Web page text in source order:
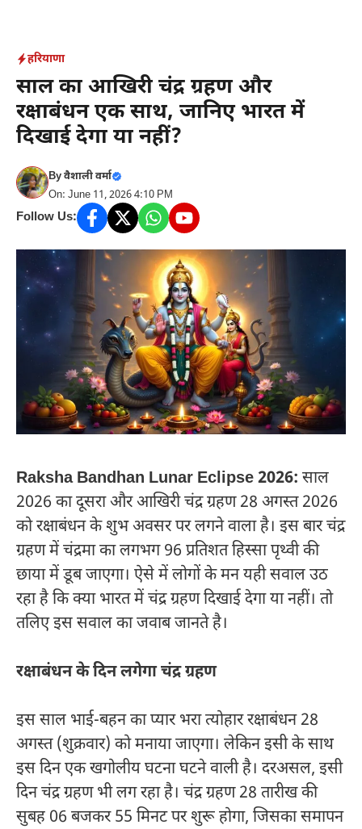
content
हरियाणा
साल का आखिरी चंद्र ग्रहण और
रक्षाबंधन एक साथ, जानिए भारत में
दिखाई देगा या नहीं?
Byवैशाली वर्मा
On: June 11, 2026 4:10 PM
Follow Us:
Raksha Bandhan Lunar Eclipse 2026: साल
2026 का दूसरा और आखिरी चंद्र ग्रहण 28 अगस्त 2026
को रक्षाबंधन के शुभ अवसर पर लगने वाला है। इस बार चंद्र
ग्रहण में चंद्रमा का लगभग 96 प्रतिशत हिस्सा पृथ्वी की
छाया में डूब जाएगा। ऐसे में लोगों के मन यही सवाल उठ
रहा है कि क्या भारत में चंद्र ग्रहण दिखाई देगा या नहीं। तो
तलिए इस सवाल का जवाब जानते है।
रक्षाबंधन के दिन लगेगा चंद्र ग्रहण
इस साल भाई-बहन का प्यार भरा त्योहार रक्षाबंधन 28
अगस्त (शुक्रवार) को मनाया जाएगा। लेकिन इसी के साथ
इस दिन एक खगोलीय घटना घटने वाली है। दरअसल, इसी
दिन चंद्र ग्रहण भी लग रहा है। चंद्र ग्रहण 28 तारीख की
सुबह 06 बजकर 55 मिनट पर शुरू होगा, जिसका समापन